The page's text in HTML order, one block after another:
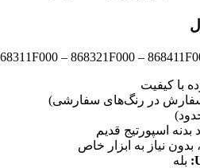
با کیفیت
در رنگ‌های سفارشی)
بدنه اسپورتیج قدیم
نیاز به ابزار خاص
بله